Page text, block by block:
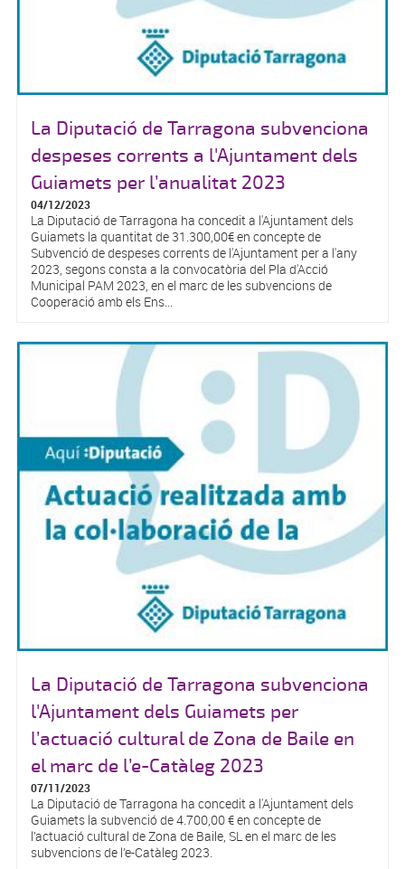
La Diputació de Tarragona subvenciona
despeses corrents a l'Ajuntament dels
Guiamets per l’anualitat 2023
04/12/2023
La Diputació de Tarragona ha concedit a l'Ajuntament dels
Guiamets la quantitat de 31.300,00€ en concepte de
Subvenció de despeses corrents de l'Ajuntament per a l'any
2023, segons consta a la convocatòria del Pla d'Acció
Municipal PAM 2023, en el marc de les subvencions de
Cooperació amb els Ens...
La Diputació de Tarragona subvenciona
l'Ajuntament dels Guiamets per
l’actuació cultural de Zona de Baile en
el marc de l’e-Catàleg 2023
07/11/2023
La Diputació de Tarragona ha concedit a l'Ajuntament dels
Guiamets la subvenció de 4.700,00 € en concepte de
l’actuació cultural de Zona de Baile, SL en el marc de les
subvencions de l’e-Catàleg 2023.